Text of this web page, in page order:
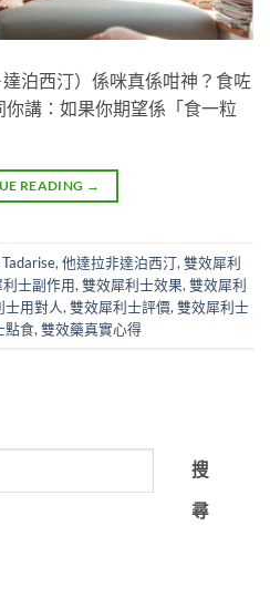
達泊西汀）係咪真係咁神？食咗
講：如果你期望係「食一粒
READING →
, 他達拉非達泊西汀, 雙效犀利
士副作用, 雙效犀利士效果, 雙效犀利
士用對人, 雙效犀利士評價, 雙效犀利士
點食, 雙效藥真實心得
搜
尋